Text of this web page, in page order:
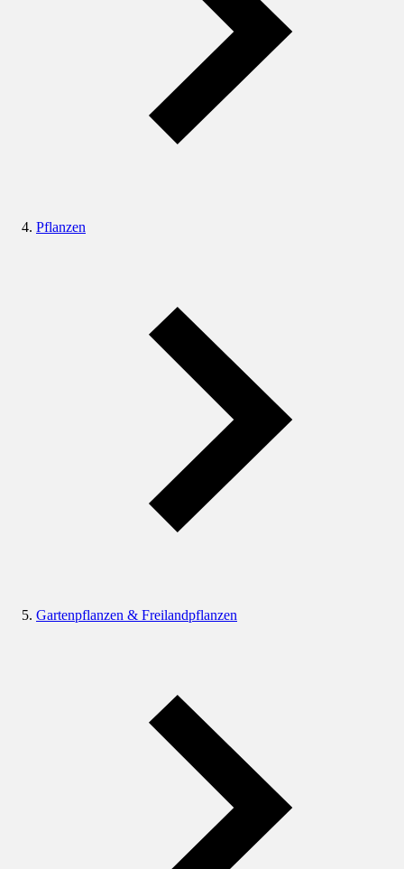
Pflanzen
Gartenpflanzen & Freilandpflanzen